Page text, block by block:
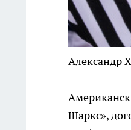
Александр
Шаркс»,